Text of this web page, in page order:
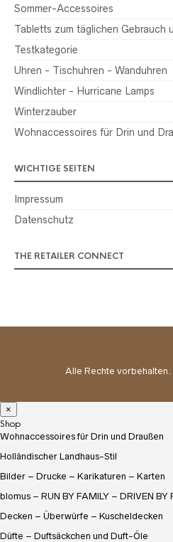
Sommer-Accessoires
Tabletts zum täglichen Gebrauch
Testkategorie
Uhren - Tischuhren - Wanduhren
Windlichter - Hurricane Lamps
Winterzauber
Wohnaccessoires für Drin und
WICHTIGE SEITEN
Impressum
Datenschutz
THE RETAILER CONNECT
Alle Rechte vorbehalten.
×
Shop
Wohnaccessoires für Drin und Draußen
Holländischer Landhaus-Stil
Bilder – Drucke – Karikaturen – Karten
blomus – RUN BY FAMILY – DRIVEN BY
Decken – Überwürfe – Kuscheldecken
Düfte – Duftsäckchen und Duft-Öle